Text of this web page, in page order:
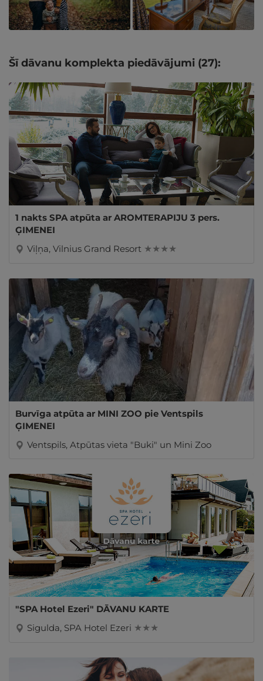
Šī dāvanu komplekta piedāvājumi (27):
1 nakts SPA atpūta ar AROMTERAPIJU 3 pers.
ĢIMENEI
Viļņa, Vilnius Grand Resort ★ ★ ★ ★
Burvīga atpūta ar MINI ZOO pie Ventspils
ĢIMENEI
Ventspils, Atpūtas vieta "Buki" un Mini Zoo
"SPA Hotel Ezeri" DĀVANU KARTE
Sigulda, SPA Hotel Ezeri ★ ★ ★